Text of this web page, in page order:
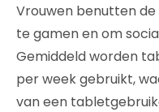
Vrouwen benutten
te gamen en om
Gemiddeld worden
per week gebruikt,
van een